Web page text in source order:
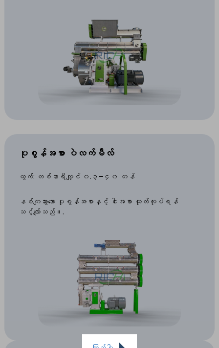
ပုစွန်အစာ ပဲလက်မီလ်
ထွက်: တစ်နာရီလျှင် ၀.၃–၄၀ တန်
နစ်ကျသွားသော ပုစွန်အစာနှင့် ငါးအစာ ထုတ်လုပ်ရန်
သင့်လျော်သည်။.